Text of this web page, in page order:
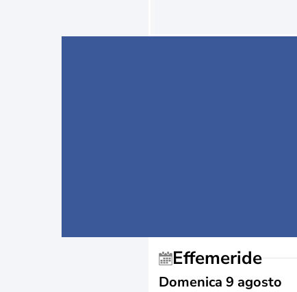
Effemeride
Domenica 9 agosto